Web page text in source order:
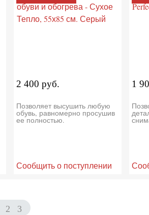
2 400 руб.
Позволяет высушить любую
обувь, равномерно просушив
ее полностью.
Сообщить о поступлении
1
2 3